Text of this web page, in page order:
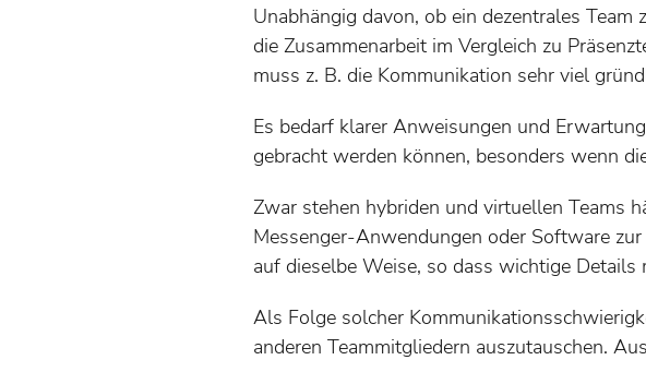
Unabhängig davon, ob ein dezentrales
die Zusammenarbeit im Vergleich zu
muss z. B. die Kommunikation sehr viel
Es bedarf klarer Anweisungen und
gebracht werden können, besonders wenn
Zwar stehen hybriden und virtuellen Teams
Messenger-Anwendungen oder Software
auf dieselbe Weise, so dass wichtige
Als Folge solcher
anderen Teammitgliedern auszutauschen.